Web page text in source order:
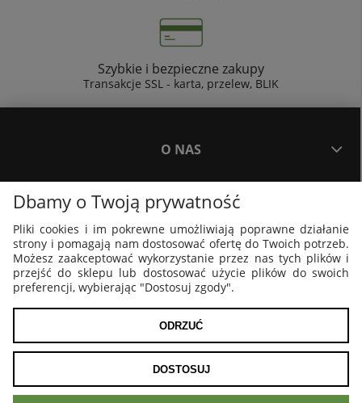
Szybkie i bezpieczne zakupy
Transakcje SSL - karta, przelew, BLIK
O NAS
PŁATNOŚCI I DOSTAWA
PLAKATY I GRAFIKI
MOJE KONTO
POKAŻ PEŁNĄ WERSJĘ STRONY
Sklep internetowy Shoper.pl
Dbamy o Twoją prywatność
Pliki cookies i im pokrewne umożliwiają poprawne działanie
strony i pomagają nam dostosować ofertę do Twoich potrzeb.
Możesz zaakceptować wykorzystanie przez nas tych plików i
przejść do sklepu lub dostosować użycie plików do swoich
preferencji, wybierając "Dostosuj zgody".
ODRZUĆ
DOSTOSUJ